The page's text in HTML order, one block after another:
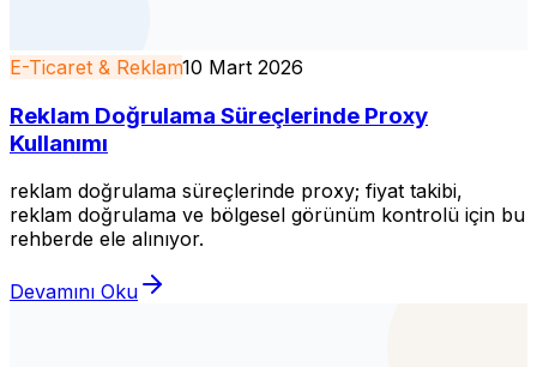
E-Ticaret & Reklam10 Mart 2026
Reklam Doğrulama Süreçlerinde Proxy
Kullanımı
reklam doğrulama süreçlerinde proxy; fiyat takibi,
reklam doğrulama ve bölgesel görünüm kontrolü için bu
rehberde ele alınıyor.
Devamını Oku